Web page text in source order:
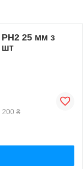
25 мм з
шт
200 ₴